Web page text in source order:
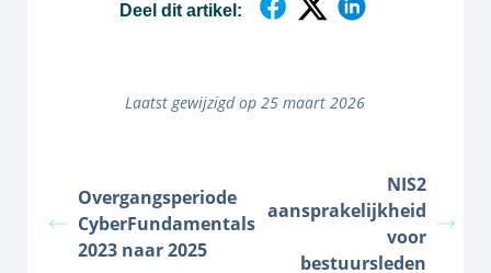
Deel dit artikel:
Laatst gewijzigd op 25 maart 2026
Overgangsperiode
CyberFundamentals
2023 naar 2025
NIS2
aansprakelijkheid
voor
bestuursleden